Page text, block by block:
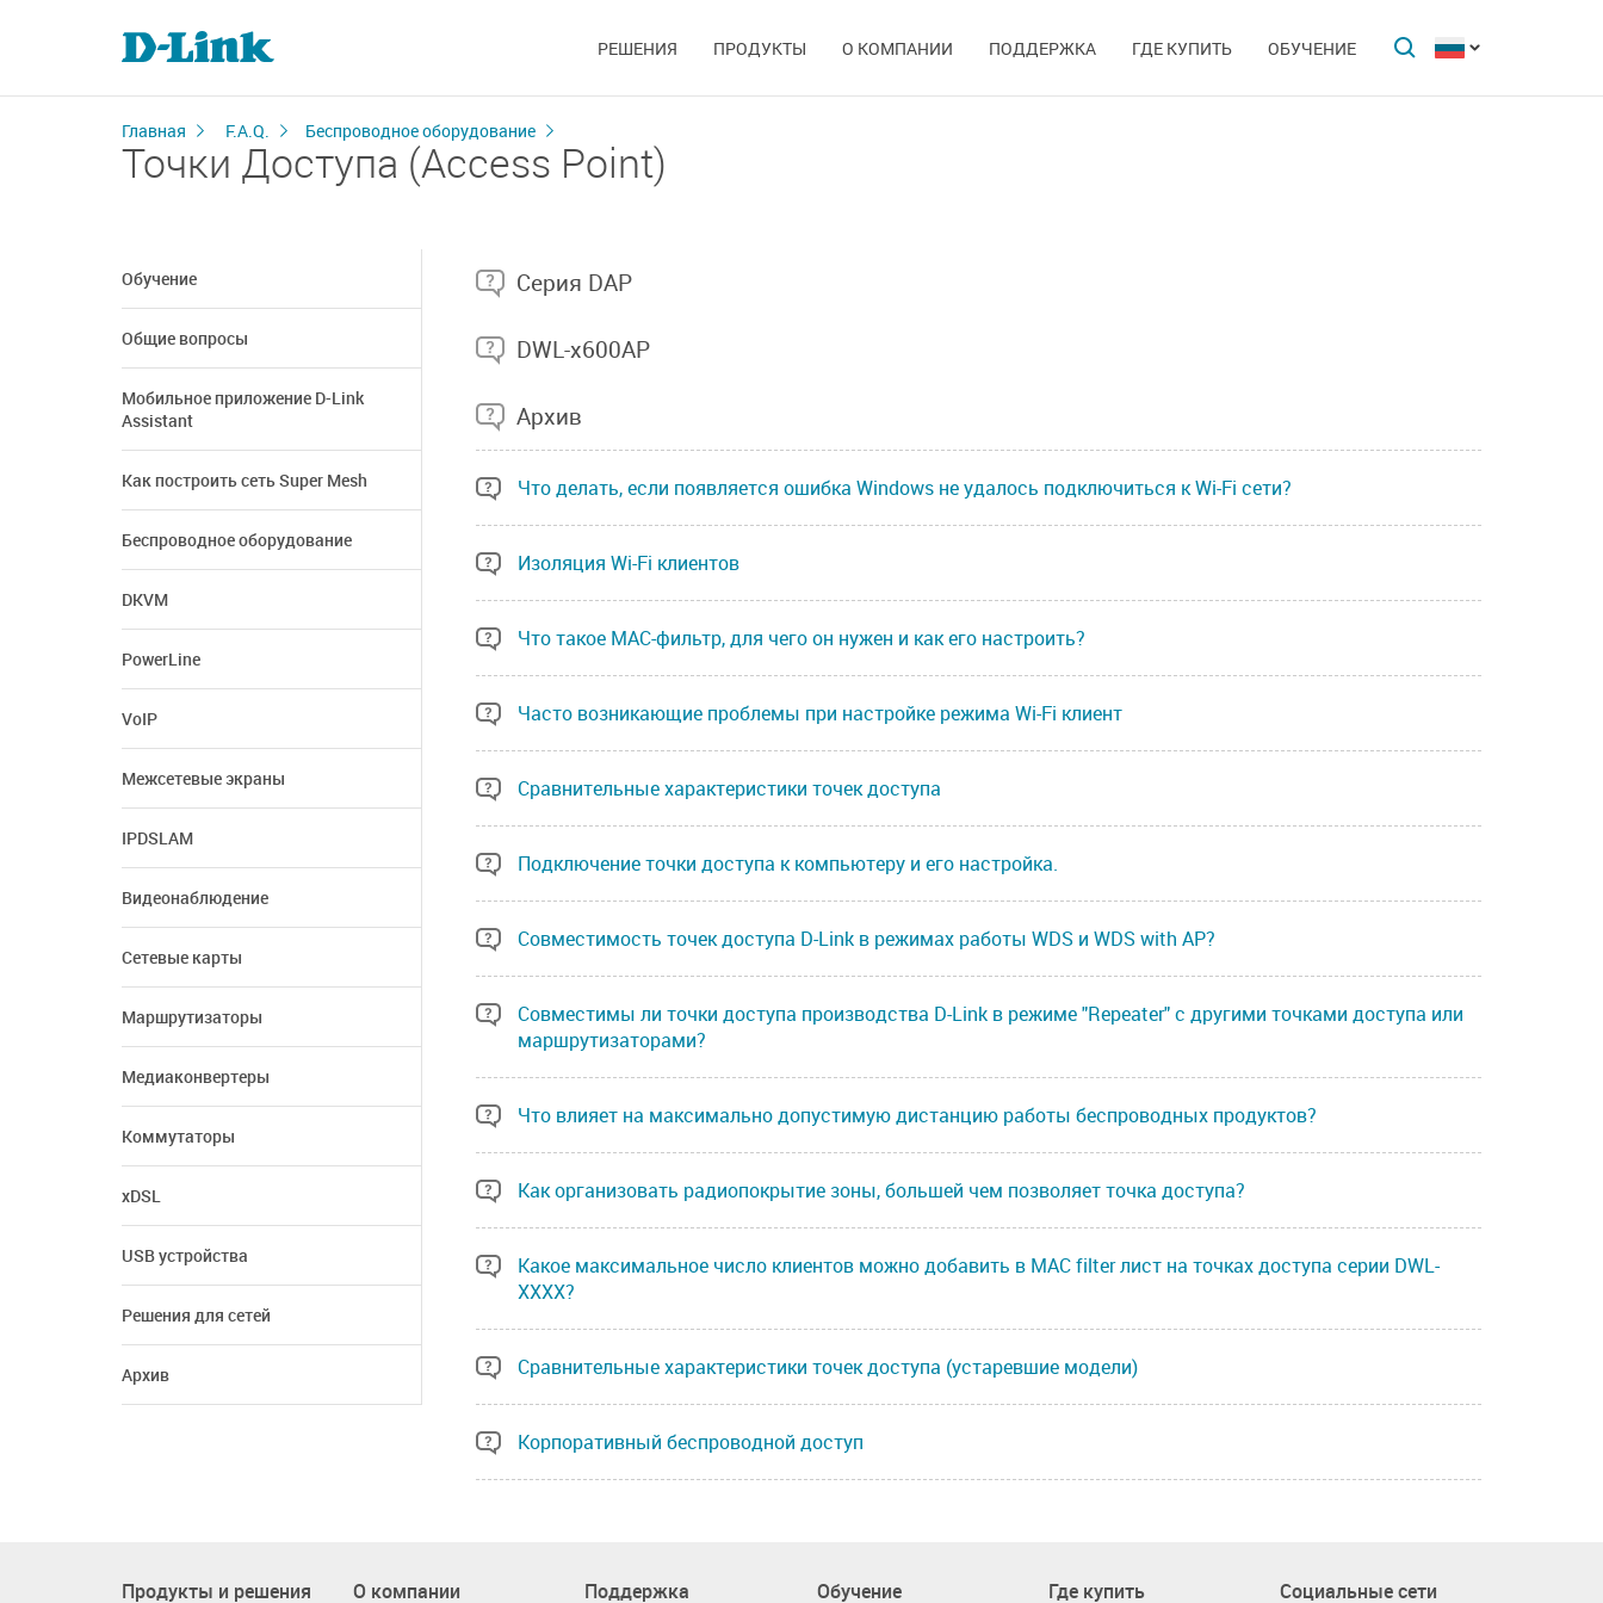
РЕШЕНИЯ ПРОДУКТЫ О КОМПАНИИ ПОДДЕРЖКА ГДЕ КУПИТЬ ОБУЧЕНИЕ
Главная F.A.Q. Беспроводное оборудование
Точки Доступа (Access Point)
Обучение
Общие вопросы
Мобильное приложение D-Link
Assistant
Как построить сеть Super Mesh
Беспроводное оборудование
DKVM
PowerLine
VoIP
Межсетевые экраны
IPDSLAM
Видеонаблюдение
Сетевые карты
Маршрутизаторы
Медиаконвертеры
Коммутаторы
xDSL
USB устройства
Решения для сетей
Архив
Серия DAP
DWL-x600AP
Архив
Что делать, если появляется ошибка Windows не удалось подключиться к Wi-Fi сети?
Изоляция Wi-Fi клиентов
Что такое MAC-фильтр, для чего он нужен и как его настроить?
Часто возникающие проблемы при настройке режима Wi-Fi клиент
Сравнительные характеристики точек доступа
Подключение точки доступа к компьютеру и его настройка.
Совместимость точек доступа D-Link в режимах работы WDS и WDS with AP?
Совместимы ли точки доступа производства D-Link в режиме "Repeater" с другими точками доступа или
маршрутизаторами?
Что влияет на максимально допустимую дистанцию работы беспроводных продуктов?
Как организовать радиопокрытие зоны, большей чем позволяет точка доступа?
Какое максимальное число клиентов можно добавить в MAC filter лист на точках доступа серии DWL-
XXXX?
Сравнительные характеристики точек доступа (устаревшие модели)
Корпоративный беспроводной доступ
Продукты и решения О компании Поддержка Обучение Где купить Социальные сети